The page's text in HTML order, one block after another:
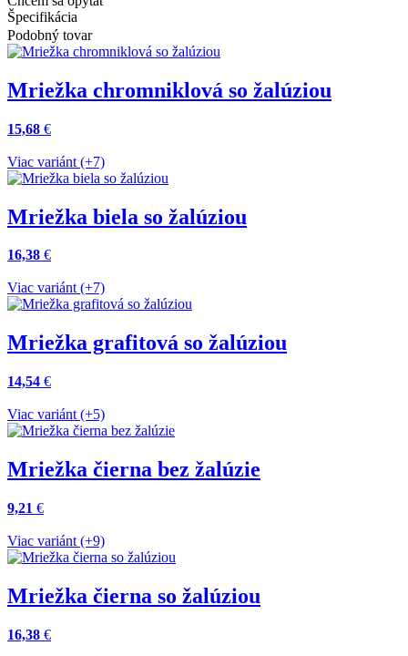
Špecifikácia
Podobný tovar
Mriežka chromniklová so žalúziou
15,68 €
Viac variánt (+7)
Mriežka biela so žalúziou
16,38 €
Viac variánt (+7)
Mriežka grafitová so žalúziou
14,54 €
Viac variánt (+5)
Mriežka čierna bez žalúzie
9,21 €
Viac variánt (+9)
Mriežka čierna so žalúziou
16,38 €